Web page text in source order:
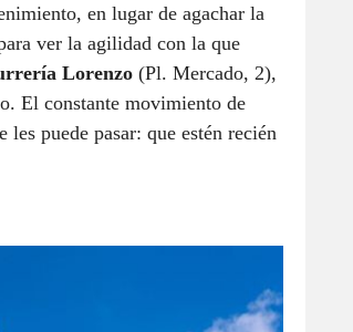
en lugar de agachar la
ver la agilidad con la que
Lorenzo (Pl. Mercado, 2),
El constante movimiento de
puede pasar: que estén recién